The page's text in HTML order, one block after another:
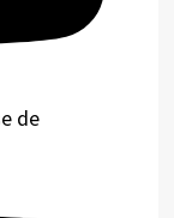
de